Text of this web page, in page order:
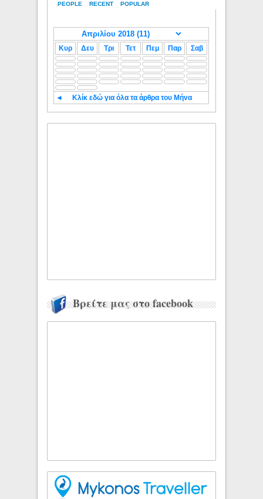
PEOPLE RECENT POPULAR
Κυρ Δευ Τρι Τετ Πεμ Παρ Σαβ
◄ Κλίκ εδώ για όλα τα άρθρα του Μήνα
Βρείτε μας στο facebook